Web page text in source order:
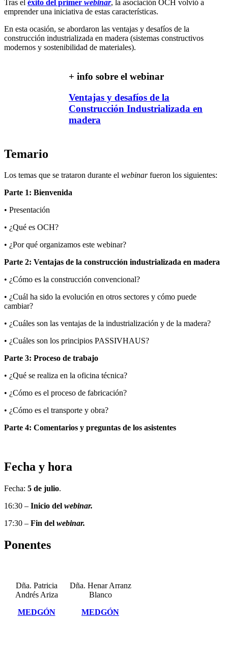
Tras el éxito del primer webinar, la asociación OCH volvió a
emprender una iniciativa de estas características.
En esta ocasión, se abordaron las ventajas y desafíos de la
construcción industrializada en madera (sistemas constructivos
modernos y sostenibilidad de materiales).
+ info sobre el webinar
Ventajas y desafíos de la
Construcción Industrializada en
madera
Temario
Los temas que se trataron durante el webinarfueron los siguientes:
Parte 1: Bienvenida
• Presentación
• ¿Qué es OCH?
• ¿Por qué organizamos este webinar?
Parte 2: Ventajas de la construcción industrializada en madera
• ¿Cómo es la construcción convencional?
• ¿Cuál ha sido la evolución en otros sectores y cómo puede
cambiar?
• ¿Cuáles son las ventajas de la industrialización y de la madera?
• ¿Cuáles son los principios PASSIVHAUS?
Parte 3: Proceso de trabajo
• ¿Qué se realiza en la oficina técnica?
• ¿Cómo es el proceso de fabricación?
• ¿Cómo es el transporte y obra?
Parte 4: Comentarios y preguntas de los asistentes
Fecha y hora
Fecha: 5 de julio.
16:30 – Inicio del webinar.
17:30 – Fin del webinar.
Ponentes
Dña. Patricia
Andrés Ariza
MEDGÓN
Dña. Henar Arranz
Blanco
MEDGÓN